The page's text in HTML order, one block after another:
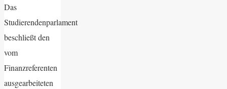
Das
Studierendenparlament
beschließt den
vom
Finanzreferenten
ausgearbeiteten